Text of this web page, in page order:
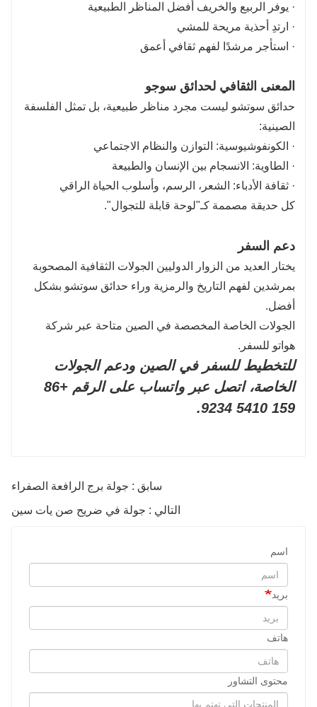
· يوفر الربيع والخريف أفضل المناظر الطبيعية
· ارتدِ أحذية مريحة للمشي
· استأجر مرشدًا لفهم ثقافي أعمق
المعنى الثقافي لحدائق سوجو
حدائق سوتشو ليست مجرد مناظر طبيعية، بل تمثل الفلسفة
الصينية:
· الكونفوشيوسية: التوازن والنظام الاجتماعي
· الطاوية: الانسجام بين الإنسان والطبيعة
· ثقافة الأدباء: الشعر، الرسم، وأسلوب الحياة الراقي
كل حديقة مصممة كـ"لوحة قابلة للتجوال".
دعم السفر
يختار العديد من الزوار الدوليين الجولات الثقافية المصحوبة
بمرشدين لفهم التاريخ والرمزية وراء حدائق سوتشو بشكل
أفضل.
الجولات الخاصة المخصصة في الصين متاحة عبر شركة
هواتو للسفر.
للتخطيط للسفر في الصين ودعم الجولات
الخاصة، اتصل عبر واتساب على الرقم +86
159 5410 9234.
سابق : جولة برج الرافعة الصفراء
التالي : جولة في ضريح صن يات سين
اسم
بريد
هاتف
محتوى التشاور